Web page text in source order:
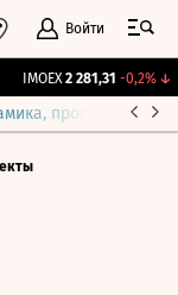
Войти
IMOEX 2 281,31 -0,2%↓
прогнозы